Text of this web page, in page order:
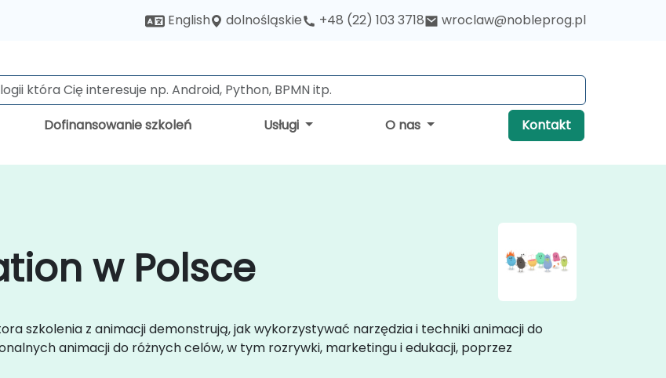
English dolnośląskie +48 (22) 103 3718 wroclaw@nobleprog.pl
Dofinansowanie szkoleń Usługi O nas Kontakt
w Polsce
szkolenia z animacji demonstrują, jak wykorzystywać narzędzia i techniki animacji do
animacji do różnych celów, w tym rozrywki, marketingu i edukacji, poprzez